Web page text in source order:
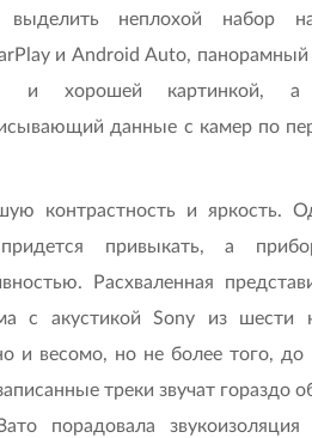
неплохой набор
и Android Auto, панорамный
и хорошей картинкой, а
данные с камер по
контрастность и яркость.
привыкать, а
Расхваленная
с акустикой Sony из шести
и весомо, но не более того, до
треки звучат гораздо
порадовала